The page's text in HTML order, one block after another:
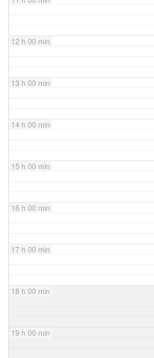
12 h 00 min
13 h 00 min
14 h 00 min
15 h 00 min
16 h 00 min
17 h 00 min
18 h 00 min
19 h 00 min